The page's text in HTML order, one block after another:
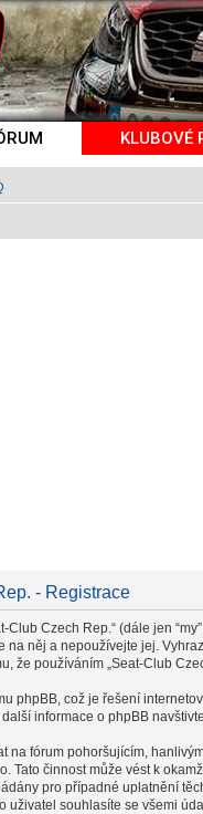
KLUBOVÉ
- Registrace
Club Czech Rep.“ (dále jen
na něj a nepoužívejte jej.
že používáním „Seat-Club
phpBB, což je řešení
informace o phpBB
na fórum pohoršujícím,
Tato činnost může vést k
pro případné uplatnění
uživatel souhlasíte se všemi